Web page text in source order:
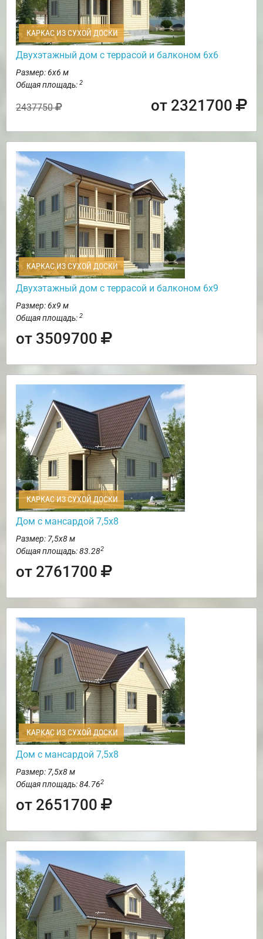
КАРКАС ИЗ СУХОЙ ДОСКИ
Двухэтажный дом с террасой и балконом 6х6
Размер: 6х6 м
Общая площадь: 2
2437750 от 2321700
КАРКАС ИЗ СУХОЙ ДОСКИ
Двухэтажный дом с террасой и балконом 6х9
Размер: 6х9 м
Общая площадь: 2
от 3509700
КАРКАС ИЗ СУХОЙ ДОСКИ
Дом с мансардой 7,5х8
Размер: 7,5х8 м
Общая площадь: 83.282
от 2761700
КАРКАС ИЗ СУХОЙ ДОСКИ
Дом с мансардой 7,5х8
Размер: 7,5х8 м
Общая площадь: 84.762
от 2651700